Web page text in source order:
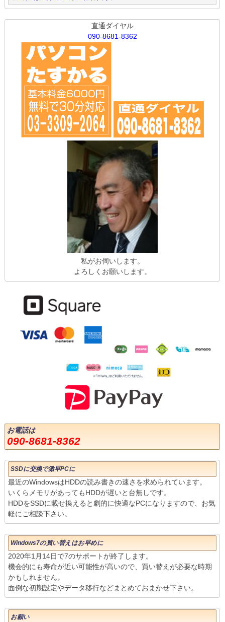
直通ダイヤル
090-8681-8362
私がお伺いします。
よろしくお願いします。
お電話は
090-8681-8362
SSDに交換で激早PCに
最近のWindowsはHDDの読み書きの速さを求められています。
いくらメモリがあってもHDDが遅いと台無しです。
HDDをSSDに載せ換えると劇的に快適なPCになりますので、お気
軽にご相談下さい。
Windows7の買い替えはお早めに
2020年1月14日で7のサポートが終了します。
機会的にも寿命が近い可能性が高いので、買い替えが必要な時期
かもしれません。
面倒な初期設定やデータ移行などまとめておまかせ下さい。
お願い